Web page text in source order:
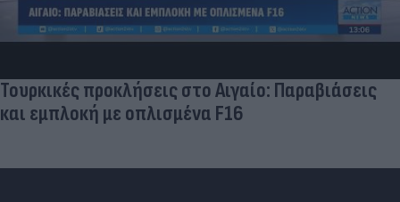
«Στην pole position για Κωνσταντέλια η
Ντόρτμουντ»